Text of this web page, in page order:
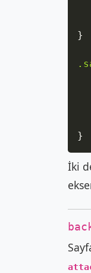
}
}
İki